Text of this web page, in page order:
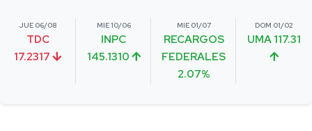
JUE 06/08
TDC
17.2317
MIE 10/06
INPC
145.1310
MIE 01/07
RECARGOS
FEDERALES
2.07%
DOM 01/02
UMA 117.31